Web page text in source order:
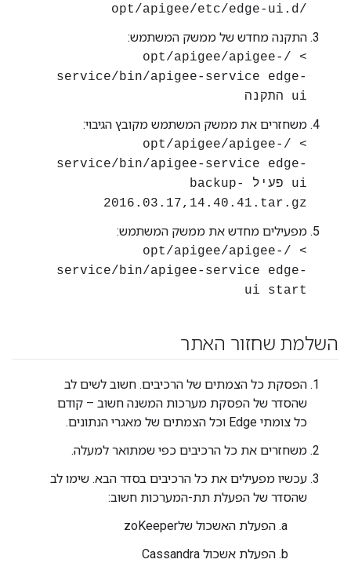
/opt/apigee/etc/edge-ui.d
התקנה מחדש של ממשק המשתמש:
> /opt/apigee/apigee-
service/bin/apigee-service edge-
ui התקנה
משחזרים את ממשק המשתמש מקובץ הגיבוי:
> /opt/apigee/apigee-
service/bin/apigee-service edge-
ui פעיל backup-
2016.03.17,14.40.41.tar.gz
מפעילים מחדש את ממשק המשתמש:
> /opt/apigee/apigee-
service/bin/apigee-service edge-
ui start
השלמת שחזור האתר
הפסקת כל הצמתים של הרכיבים. חשוב לשים לב
שהסדר של הפסקת מערכות המשנה חשוב – קודם
כל צומתי Edge וכל הצמתים של מאגרי הנתונים.
משחזרים את כל הרכיבים כפי שמתואר למעלה.
עכשיו מפעילים את כל הרכיבים בסדר הבא. שימו לב
שהסדר של הפעלת תת-המערכות חשוב:
הפעלת האשכול שלzoKeeper
הפעלת אשכול Cassandra